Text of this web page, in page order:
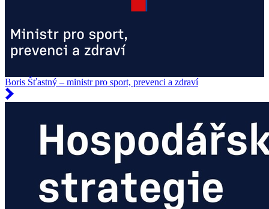
Boris Šťastný – ministr pro sport, prevenci a zdraví